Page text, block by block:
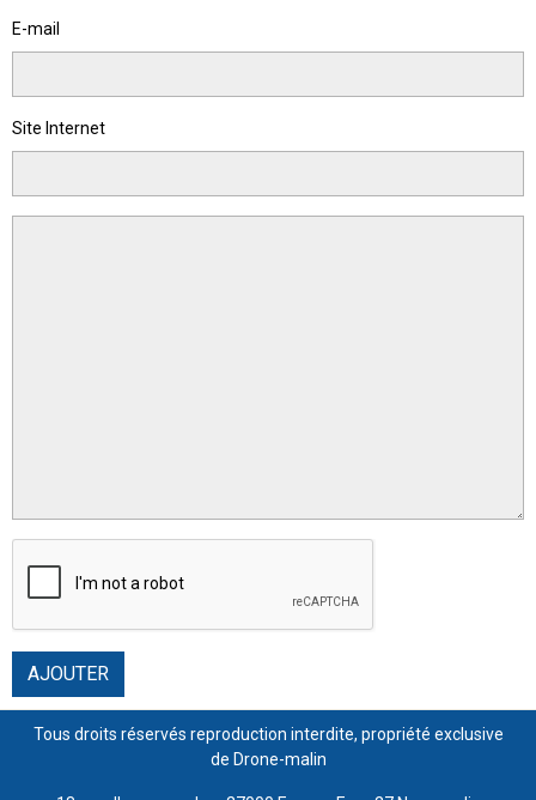
E-mail
Site Internet
AJOUTER
Tous droits réservés reproduction interdite, propriété exclusive
de Drone-malin